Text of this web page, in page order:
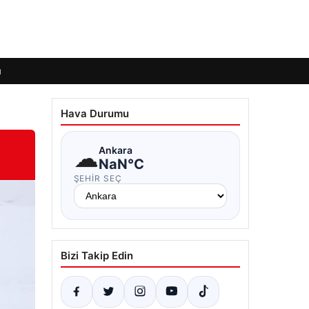
Hava Durumu
☁Ankara
NaN°C
ŞEHIR SEÇ
Bizi Takip Edin